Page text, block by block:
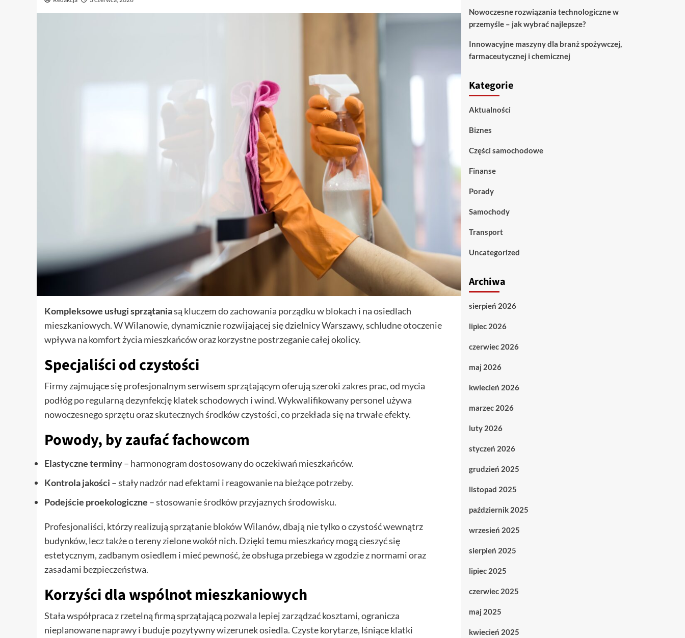
Kompleksowe usługi sprzątaniasą kluczem do zachowania porządku w blokach i na osiedlach
mieszkaniowych. W Wilanowie, dynamicznie rozwijającej się dzielnicy Warszawy, schludne otoczenie
wpływa na komfort życia mieszkańców oraz korzystne postrzeganie całej okolicy.
Specjaliści od czystości
Firmy zajmujące się profesjonalnym serwisem sprzątającym oferują szeroki zakres prac, od mycia
podłóg po regularną dezynfekcję klatek schodowych i wind. Wykwalifikowany personel używa
nowoczesnego sprzętu oraz skutecznych środków czystości, co przekłada się na trwałe efekty.
Powody, by zaufać fachowcom
Elastyczne terminy– harmonogram dostosowany do oczekiwań mieszkańców.
Kontrola jakości – stały nadzór nad efektami i reagowanie na bieżące potrzeby.
Podejście proekologiczne – stosowanie środków przyjaznych środowisku.
Profesjonaliści, którzy realizująsprzątanie bloków Wilanów, dbają nie tylko o czystość wewnątrz
budynków, lecz także o tereny zielone wokół nich. Dzięki temu mieszkańcy mogą cieszyć się
estetycznym, zadbanym osiedlem i mieć pewność, że obsługa przebiega w zgodzie z normami oraz
zasadami bezpieczeństwa.
Korzyści dla wspólnot mieszkaniowych
Stała współpraca z rzetelną firmą sprzątającą pozwala lepiej zarządzać kosztami, ogranicza
nieplanowane naprawy i buduje pozytywny wizerunek osiedla. Czyste korytarze, lśniące klatki
Nowoczesne rozwiązania technologiczne w
przemyśle – jak wybrać najlepsze?
Innowacyjne maszyny dla branż spożywczej,
farmaceutycznej i chemicznej
Kategorie
Aktualności
Biznes
Części samochodowe
Finanse
Porady
Samochody
Transport
Uncategorized
Archiwa
sierpień 2026
lipiec 2026
czerwiec 2026
maj 2026
kwiecień 2026
marzec 2026
luty 2026
styczeń 2026
grudzień 2025
listopad 2025
październik 2025
wrzesień 2025
sierpień 2025
lipiec 2025
czerwiec 2025
maj 2025
kwiecień 2025